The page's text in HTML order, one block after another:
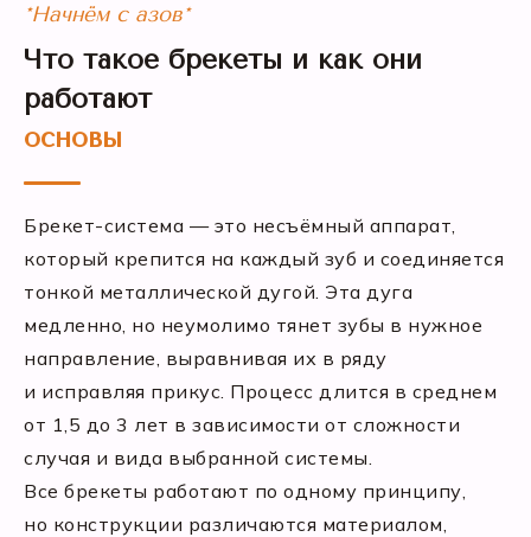
*Начнём с азов*
Что такое брекеты и как они
работают
основы
Брекет-система — это несъёмный аппарат,
который крепится на каждый зуб и соединяется
тонкой металлической дугой. Эта дуга
медленно, но неумолимо тянет зубы в нужное
направление, выравнивая их в ряду
и исправляя прикус. Процесс длится в среднем
от 1,5 до 3 лет в зависимости от сложности
случая и вида выбранной системы.
Все брекеты работают по одному принципу,
но конструкции различаются материалом,